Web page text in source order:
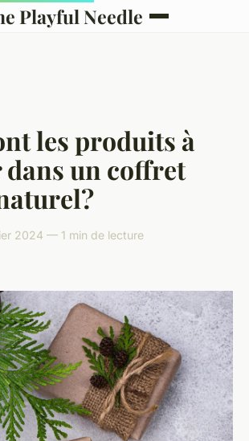
Playful Needle
les produits à
un coffret
2024 — 1 min de lecture